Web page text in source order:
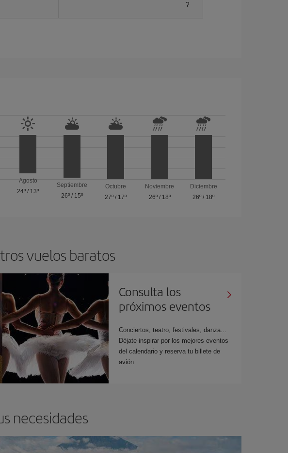
?
Agosto
24º / 13º
Septiembre
26º/ 15º
Octubre
27º / 17º
Noviembre
26º/ 18º
Diciembre
26º / 18º
vuelos baratos
Consulta los
próximos eventos
Conciertos, teatro, festivales, danza...
Déjate inspirar por los mejores eventos
del calendario y reserva tu billete de
avión
necesidades